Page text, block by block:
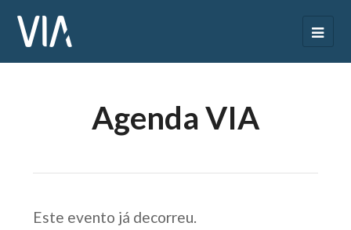
Agenda VIA
Este evento já decorreu.